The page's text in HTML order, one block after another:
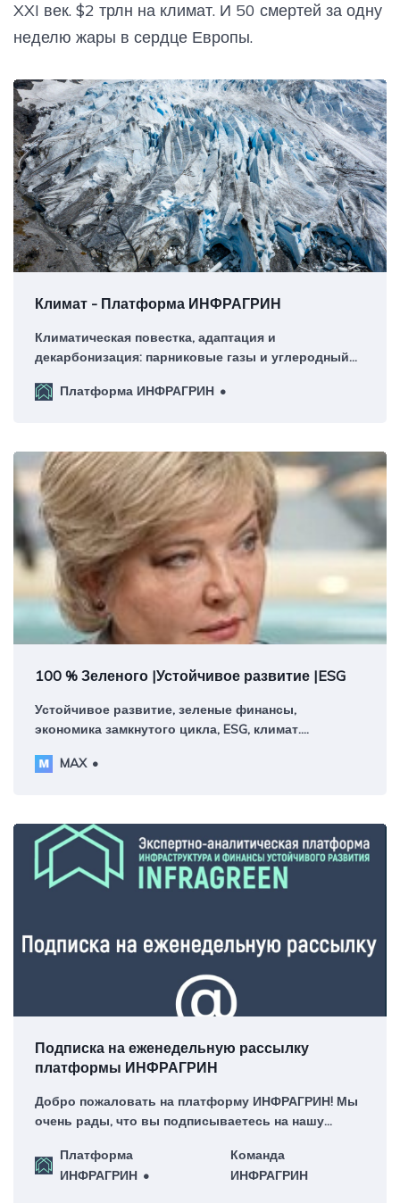
XXI век. $2 трлн на климат. И 50 смертей за одну
неделю жары в сердце Европы.
Климат - Платформа ИНФРАГРИН
Климатическая повестка, адаптация и
декарбонизация: парниковые газы и углеродный
торговли выбросами, климатическое
Платформа ИНФРАГРИН
100 % Зеленого |Устойчивое развитие |ESG
Устойчивое развитие, зеленые финансы,
экономика замкнутого цикла, ESG, климат.
ИНФРАГРИН Светланы Бик
MAX
Подписка на еженедельную рассылку
платформы ИНФРАГРИН
Добро пожаловать на платформу ИНФРАГРИН! Мы
очень рады, что вы подписываетесь на нашу
честь!Платформа
ИНФРАГРИН
Команда
ИНФРАГРИН